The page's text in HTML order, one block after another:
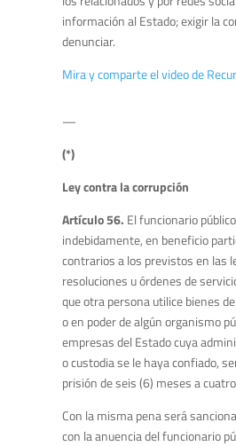
información al Estado; exigir la
denunciar.
Mira y comparte el video de
—
(*)
Ley contra la corrupción
Artículo 56. El funcionario
indebidamente, en beneficio
contrarios a los previstos en las
resoluciones u órdenes de
que otra persona utilice bienes
o en poder de algún organismo
empresas del Estado cuya
o custodia se le haya confiado,
prisión de seis (6) meses a
Con la misma pena será
con la anuencia del funcionario